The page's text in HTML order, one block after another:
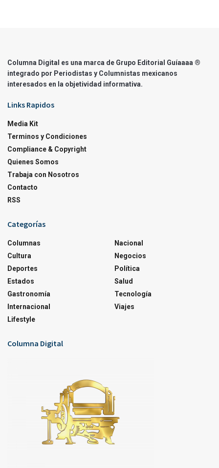
Columna Digital es una marca de Grupo Editorial Guíaaaa ®
integrado por Periodistas y Columnistas mexicanos
interesados en la objetividad informativa.
Links Rapidos
Media Kit
Terminos y Condiciones
Compliance & Copyright
Quienes Somos
Trabaja con Nosotros
Contacto
RSS
Categorías
Columnas
Cultura
Deportes
Estados
Gastronomía
Internacional
Lifestyle
Nacional
Negocios
Política
Salud
Tecnología
Viajes
Columna Digital